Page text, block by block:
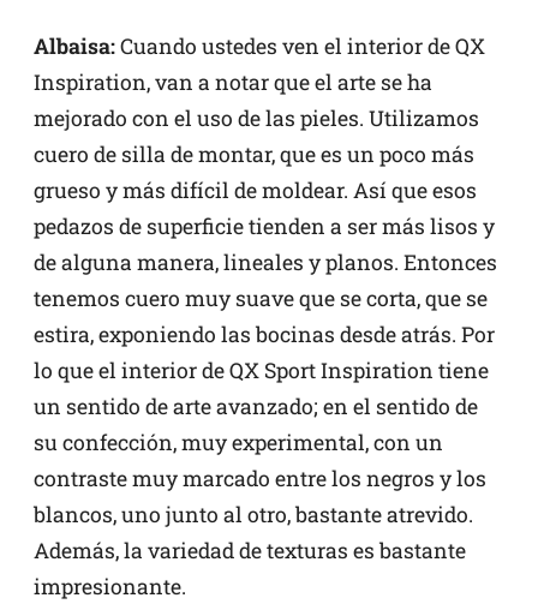
Albaisa:Cuando ustedes ven el interior de QX
Inspiration, van a notar que el arte se ha
mejorado con el uso de las pieles. Utilizamos
cuero de silla de montar, que es un poco más
grueso y más difícil de moldear. Así que esos
pedazos de superficie tienden a ser más lisos y
de alguna manera, lineales y planos. Entonces
tenemos cuero muy suave que se corta, que se
estira, exponiendo las bocinas desde atrás. Por
lo que el interior de QX Sport Inspiration tiene
un sentido de arte avanzado; en el sentido de
su confección, muy experimental, con un
contraste muy marcado entre los negros y los
blancos, uno junto al otro, bastante atrevido.
Además, la variedad de texturas es bastante
impresionante.